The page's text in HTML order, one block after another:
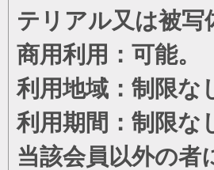
テリアル又は被写
商用利用：可能。
利用地域：制限な
利用期間：制限な
当該会員以外の者